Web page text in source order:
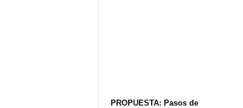
PROPUESTA: Pasos de